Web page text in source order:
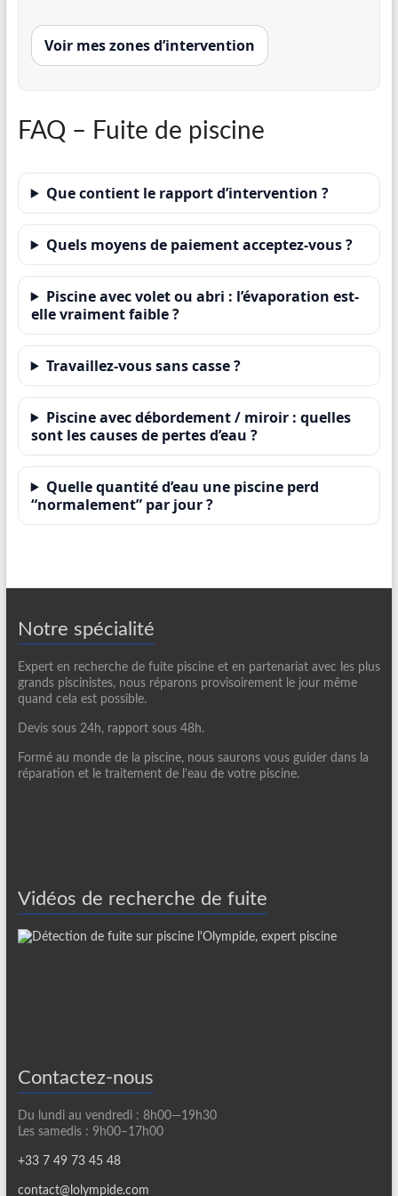
Voir mes zones d’intervention
FAQ – Fuite de piscine
Que contient le rapport d’intervention ?
Quels moyens de paiement acceptez-vous ?
Piscine avec volet ou abri : l’évaporation est-
elle vraiment faible ?
Travaillez-vous sans casse ?
Piscine avec débordement / miroir : quelles
sont les causes de pertes d’eau ?
Quelle quantité d’eau une piscine perd
“normalement” par jour ?
Notre spécialité
Expert en recherche de fuite piscine et en partenariat avec les plus
grands piscinistes, nous réparons provisoirement le jour même
quand cela est possible.
Devis sous 24h, rapport sous 48h.
Formé au monde de la piscine, nous saurons vous guider dans la
réparation et le traitement de l’eau de votre piscine.
Vidéos de recherche de fuite
Contactez-nous
Du lundi au vendredi : 8h00—19h30
Les samedis : 9h00–17h00
+33 7 49 73 45 48
contact@lolympide.com